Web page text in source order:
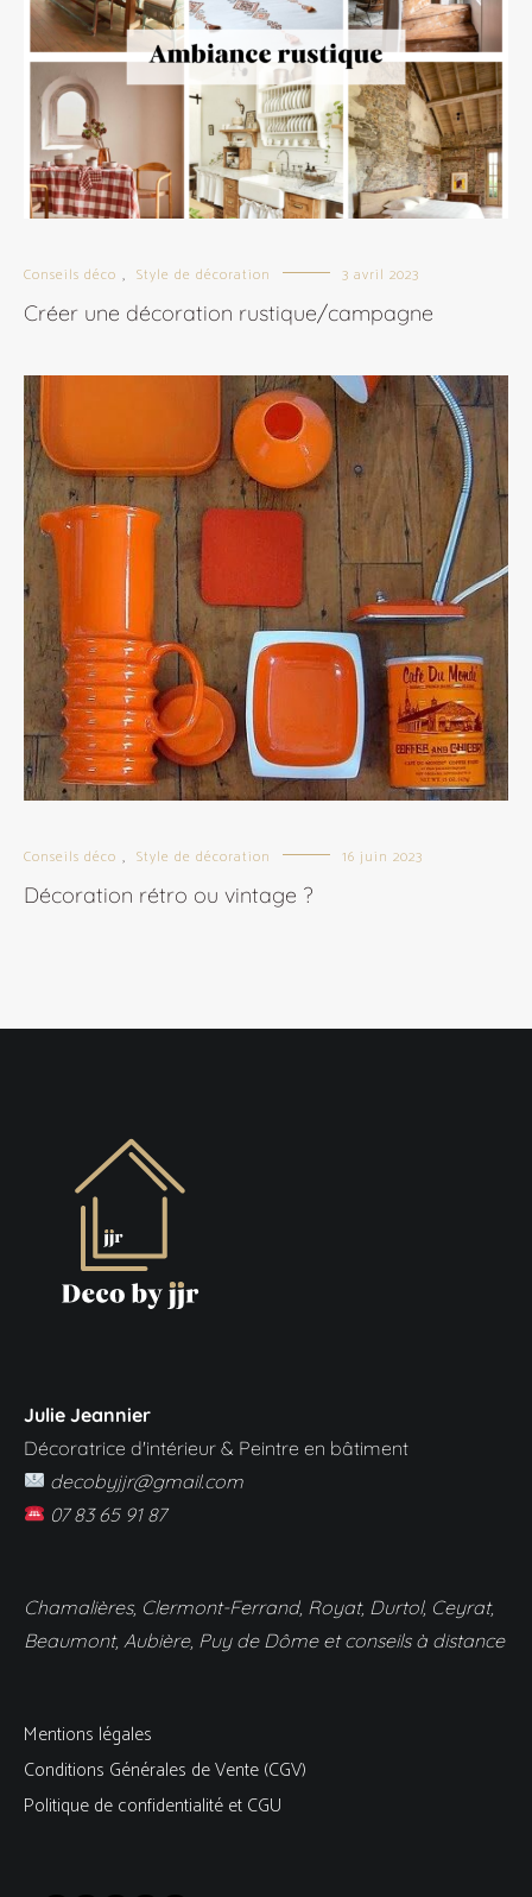
Conseils déco Style de décoration 3 avril 2023
Créer une décoration rustique/campagne
Conseils déco Style de décoration 16 juin 2023
Décoration rétro ou vintage ?
Julie Jeannier
Décoratrice d'intérieur & Peintre en bâtiment
decobyjjr@gmail.com
07 83 65 91 87
Chamalières, Clermont-Ferrand, Royat, Durtol, Ceyrat,
Beaumont, Aubière, Puy de Dôme et conseils à distance
Mentions légales
Conditions Générales de Vente (CGV)
Politique de confidentialité et CGU